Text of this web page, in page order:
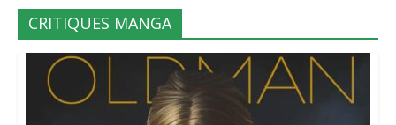
CRITIQUES MANGA